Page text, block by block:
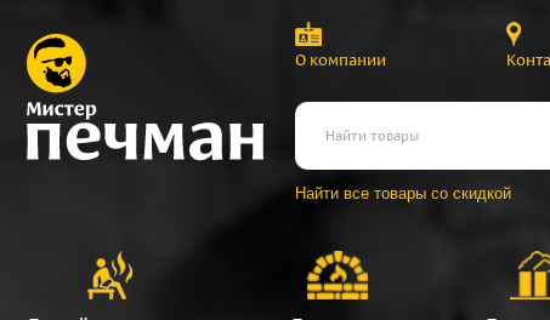
О компании
Найти все товары со скидкой